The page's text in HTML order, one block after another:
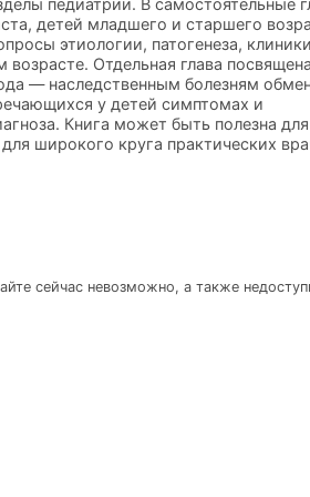
детей младшего и старшего
этиологии, патогенеза,
Отдельная глава посвящена
— наследственным болезням
у детей симптомах и
Книга может быть полезна для
широкого круга практических
сейчас невозможно, а также